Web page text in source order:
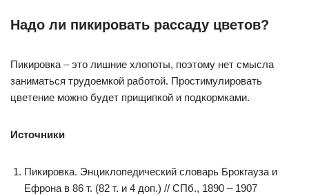
Надо ли пикировать рассаду цветов?
Пикировка – это лишние хлопоты, поэтому нет смысла
заниматься трудоемкой работой. Простимулировать
цветение можно будет прищипкой и подкормками.
Источники
Пикировка. Энциклопедический словарь Брокгауза и
Ефрона в 86 т. (82 т. и 4 доп.) // СПб., 1890 – 1907